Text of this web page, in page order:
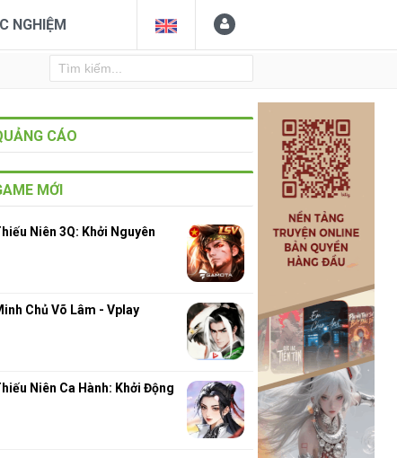
NGHIỆM
CÁO
MỚI
Niên 3Q: Khởi Nguyên
Chủ Võ Lâm - Vplay
Niên Ca Hành: Khởi Động